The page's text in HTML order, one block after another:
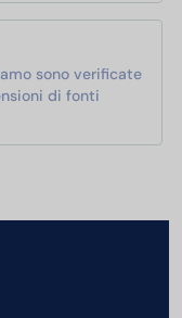
sono verificate
di fonti